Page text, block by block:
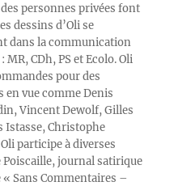
personnes privées font
dessins d’Oli se
dans la communication
CDh, PS et Ecolo. Oli
pour des
vue comme Denis
Vincent Dewolf, Gilles
Istasse, Christophe
participe à diverses
journal satirique
Sans Commentaires –